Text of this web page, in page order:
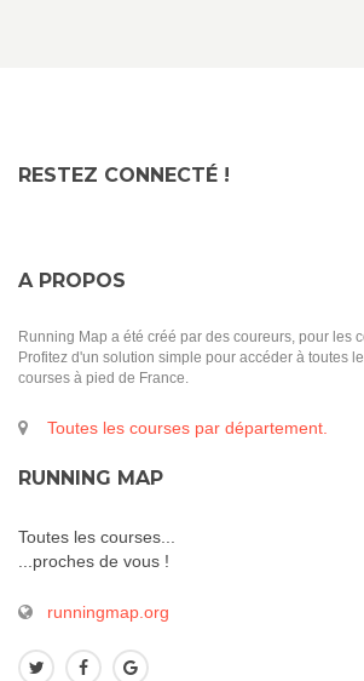
RESTEZ CONNECTÉ !
A PROPOS
Running Map a été créé par des coureurs, pour les
Profitez d'un solution simple pour accéder à toutes
courses à pied de France.
Toutes les courses par département.
RUNNING MAP
Toutes les courses...
...proches de vous !
runningmap.org